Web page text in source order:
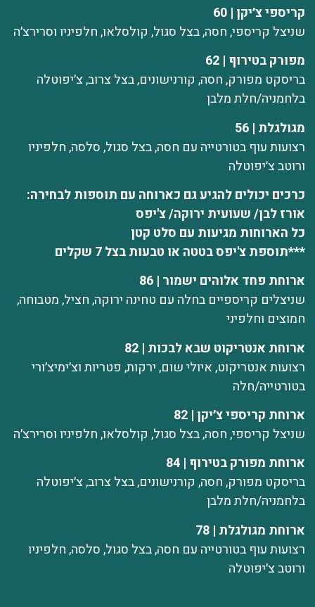
קריספי צ׳יקן | 60
שניצל קריספי, חסה, בצל סגול, קולסלאו, חלפיניו וסרירצ׳ה
מפורק בטירוף | 62
בריסקט מפורק, חסה, קורנישונים, בצל צרוב, צ׳יפוטלה
בלחמניה/חלת מלבן
מגולגלת | 56
רצועות עוף בטורטייה עם חסה, בצל סגול, סלסה, חלפיניו
ורוטב צ׳יפוטלה
כרכים יכולים להגיע גם כארוחה עם תוספות לבחירה:
אורז לבן/ שעועית ירוקה/ צ'יפס
כל הארוחות מגיעות עם סלט קטן
***תוספת צ'יפס בטטה או טבעות בצל 7 שקלים
ארוחת פחד אלוהים ישמור | 86
שניצלים קריספיים בחלה עם טחינה ירוקה, חציל, מטבוחה,
חמוצים וחלפיני
ארוחת אנטריקוט שבא לבכות | 82
רצועות אנטריקוט, איולי שום, ירקות, פטריות וצ׳ימיצ׳ורי
בטורטייה/חלה
ארוחת קריספי צ׳יקן | 82
שניצל קריספי, חסה, בצל סגול, קולסלאו, חלפיניו וסרירצ׳ה
ארוחת מפורק בטירוף | 84
בריסקט מפורק, חסה, קורנישונים, בצל צרוב, צ׳יפוטלה
בלחמניה/חלת מלבן
ארוחת מגולגלת | 78
רצועות עוף בטורטייה עם חסה, בצל סגול, סלסה, חלפיניו
ורוטב צ׳יפוטלה